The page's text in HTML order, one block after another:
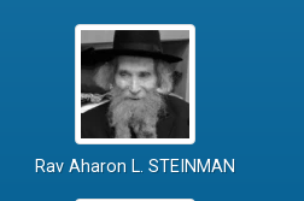
Rav Aharon L. STEINMAN